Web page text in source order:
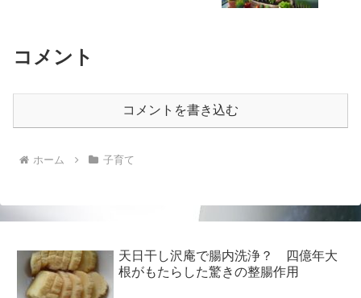
コメント
コメントを書き込む
ホーム 子育て
天日干し沢庵で腸内洗浄？ 四億年大
根がもたらした驚きの整腸作用